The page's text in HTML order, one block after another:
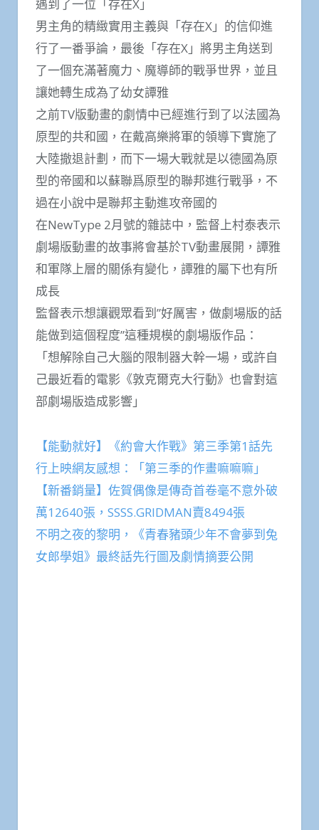
遇到了一位「存在X」
男主角的精緻實用主義與「存在X」的信仰進
行了一番爭論，最後「存在X」將男主角送到
了一個充滿著魔力、魔導師的戰爭世界，並且
讓她轉生成為了幼女譚雅
之前TV版動畫的劇情中已經進行到了以法國為
原型的共和國，在戴高樂將軍的領導下實施了
大陸撤退計劃，而下一場大戰就是以德國為原
型的帝國和以蘇聯爲原型的聯邦進行戰爭，不
過在小說中是聯邦主動進攻帝國的
在NewType 2月號的雜誌中，監督上村泰表示
劇場版動畫的故事將會基於TV動畫展開，譚雅
和軍隊上層的關係有變化，譚雅的屬下也有所
成長
監督表示想讓觀眾看到”好厲害，做劇場版的話
能做到這個程度”這種規模的劇場版作品：
「想解除自己大腦的限制器大幹一場，或許自
己最近看的電影《敦克爾克大行動》也會對這
部劇場版造成影響」
【能動就好】《約會大作戰》第三季第1話先
行上映網友感想：「第三季的作畫嘛嘛嘛」
【新番銷量】佐賀偶像是傳奇首卷毫不意外破
萬12640張，SSSS.GRIDMAN賣8494張
不明之夜的黎明，《青春豬頭少年不會夢到兔
女郎學姐》最終話先行圖及劇情摘要公開